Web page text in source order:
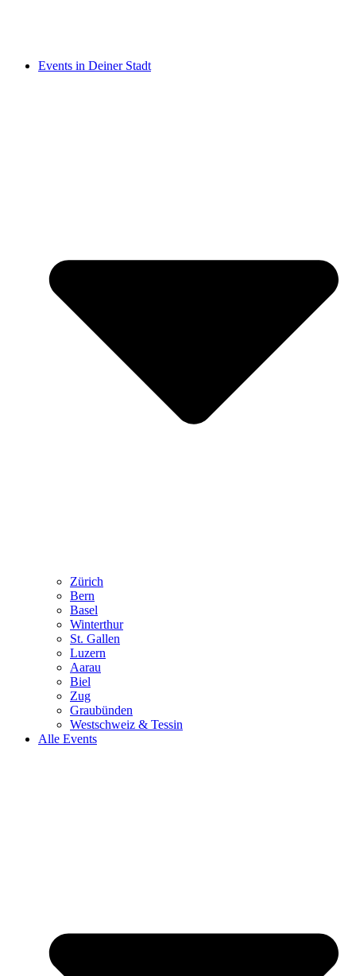
Events in Deiner Stadt
Zürich
Bern
Basel
Winterthur
St. Gallen
Luzern
Aarau
Biel
Zug
Graubünden
Westschweiz & Tessin
Alle Events